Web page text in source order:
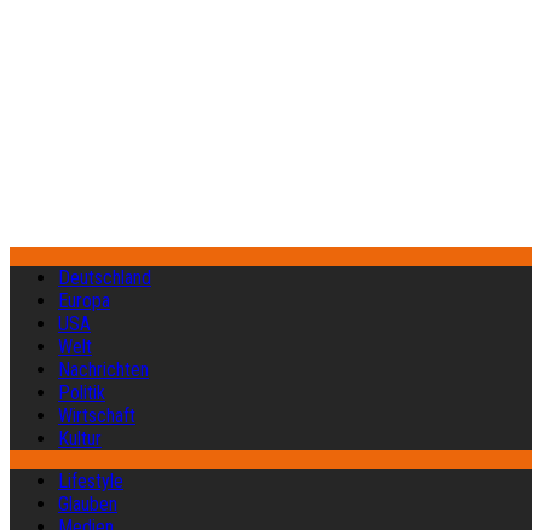
Deutschland
Europa
USA
Welt
Nachrichten
Politik
Wirtschaft
Kultur
Lifestyle
Glauben